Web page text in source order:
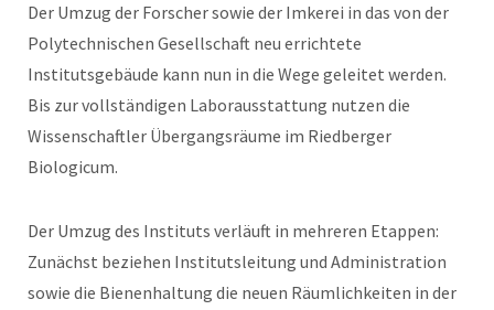
Der Umzug der Forscher sowie der Imkerei in das von der
Polytechnischen Gesellschaft neu errichtete
Institutsgebäude kann nun in die Wege geleitet werden.
Bis zur vollständigen Laborausstattung nutzen die
Wissenschaftler Übergangsräume im Riedberger
Biologicum.
Der Umzug des Instituts verläuft in mehreren Etappen:
Zunächst beziehen Institutsleitung und Administration
sowie die Bienenhaltung die neuen Räumlichkeiten in der